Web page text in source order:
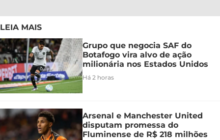
LEIA MAIS
Grupo que negocia SAF do
Botafogo vira alvo de ação
milionária nos Estados Unidos
Há 2 horas
Arsenal e Manchester United
disputam promessa do
Fluminense de R$ 218 milhões